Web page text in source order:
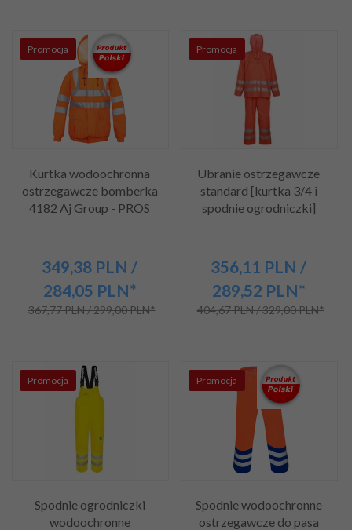
Promocja
Kurtka wodoochronna
ostrzegawcze bomberka
4182 Aj Group - PROS
349,38 PLN /
284,05 PLN*
367,77 PLN / 299,00 PLN*
Promocja
Ubranie ostrzegawcze
standard [kurtka 3/4 i
spodnie ogrodniczki]
356,11 PLN /
289,52 PLN*
404,67 PLN / 329,00 PLN*
Promocja
Spodnie ogrodniczki
wodoochronne
Promocja
Spodnie wodoochronne
ostrzegawcze do pasa